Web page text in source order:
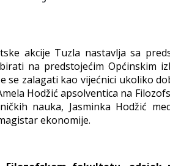
akcije Tuzla nastavlja sa
na predstojećim Općinskim
se zalagati kao vijećnici ukoliko
Hodžić apsolventica na
nauka, Jasminka Hodžić
ekonomije.